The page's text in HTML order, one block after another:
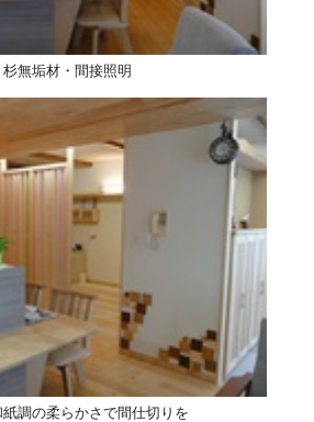
杉無垢材・間接照明
調の柔らかさで間仕切りを